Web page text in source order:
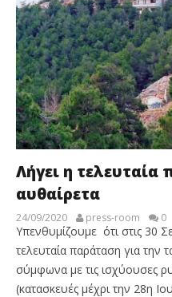
Λήγει η τελευταία
αυθαίρετα
24/09/2020 press-room 0
Υπενθυμίζουμε ότι στις 30
τελευταία παράταση για την
σύμφωνα με τις ισχύουσες
(κατασκευές μέχρι την 28η